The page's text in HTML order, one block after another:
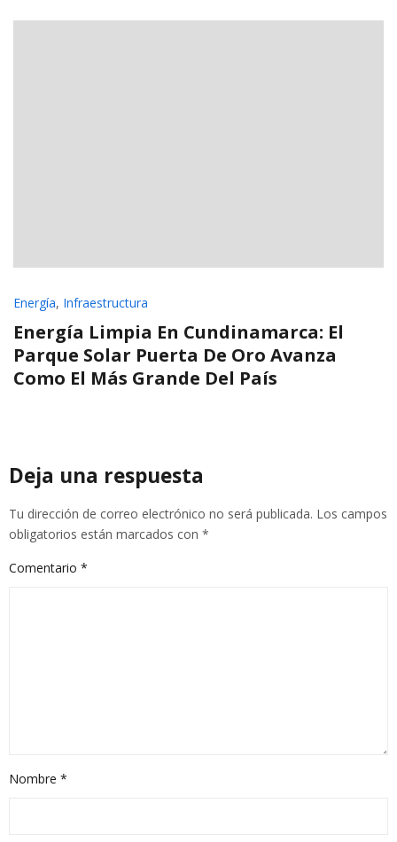
Energía, Infraestructura
Energía Limpia En Cundinamarca: El
Parque Solar Puerta De Oro Avanza
Como El Más Grande Del País
Deja una respuesta
Tu dirección de correo electrónico no será publicada. Los campos
obligatorios están marcados con *
Comentario *
Nombre *